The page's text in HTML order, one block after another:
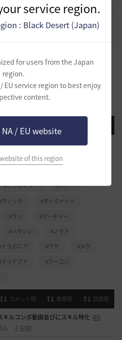
service region.
: Black Desert (Japan)
for users from the Japan
region.
EU service region to best enjoy
content.
/ EU website
of this region
通報 コメント
など自由に攻略を共有する掲示板です。
ア
#レンジャー
#ヴァルキリー
#くノ一
ウィッチ
#ダークナイト
#ラン
#アーチャー
#ハサシン
#ノヴァ
ドラカニア #ウサ
#メグ
デッドアイ
#ウーコン
コメント順 推奨順 話題順
キルコンボ動画並びにスキル特化
丸 2 日前